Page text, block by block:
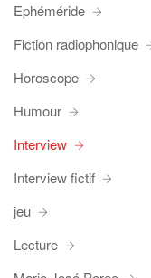
Ephéméride
Fiction radiophonique
Horoscope
Humour
Interview
Interview fictif
jeu
Lecture